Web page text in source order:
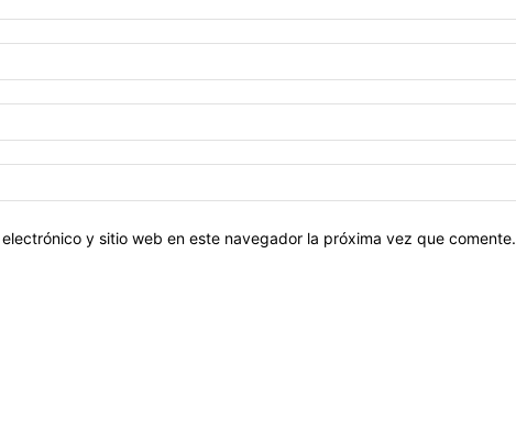
y sitio web en este navegador la próxima vez que comente.